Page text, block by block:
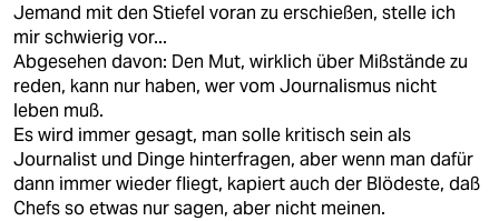
Jemand mit den Stiefel voran zu erschießen, stelle ich
mir schwierig vor...
Abgesehen davon: Den Mut, wirklich über Mißstände zu
reden, kann nur haben, wer vom Journalismus nicht
leben muß.
Es wird immer gesagt, man solle kritisch sein als
Journalist und Dinge hinterfragen, aber wenn man dafür
dann immer wieder fliegt, kapiert auch der Blödeste, daß
Chefs so etwas nur sagen, aber nicht meinen.